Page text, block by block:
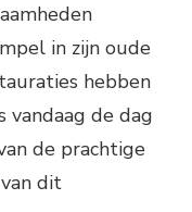
in zijn oude
hebben
vandaag de dag
de prachtige
dit